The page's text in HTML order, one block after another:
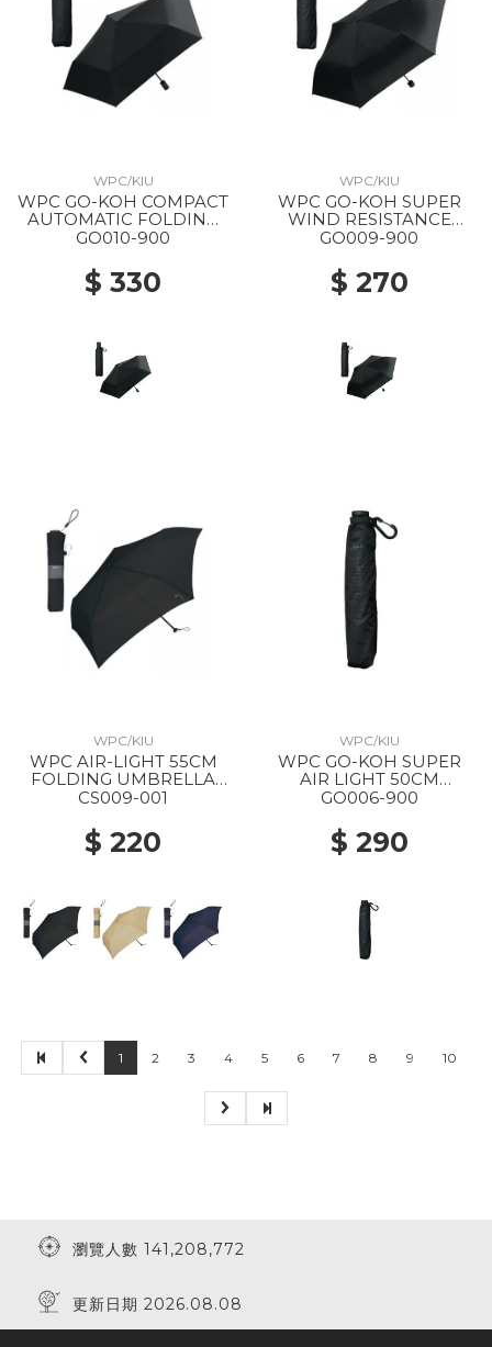
WPC/KIU
WPC GO-KOH COMPACT
AUTOMATIC FOLDING
PARASOL 900 BLACK
GO010-900
$ 330
WPC/KIU
WPC GO-KOH SUPER
WIND RESISTANCE
FOLDING PARASOL 900
GO009-900
$ 270
WPC/KIU
WPC AIR-LIGHT 55CM
FOLDING UMBRELLA
BLACK
CS009-001
$ 220
WPC/KIU
WPC GO-KOH SUPER
AIR LIGHT 50CM
FOLDING PARASOL 900
GO006-900
$ 290
1 2 3 4 5 6 7 8 9 10
瀏覽人數 141,208,772
更新日期 2026.08.08